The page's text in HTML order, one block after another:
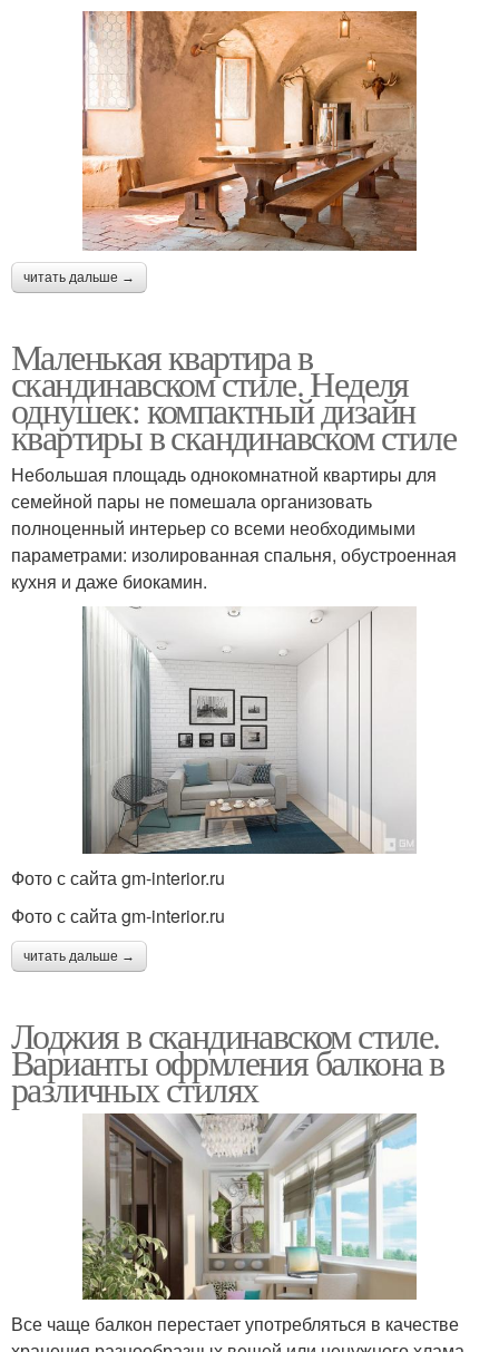
читать дальше →
Маленькая квартира в
скандинавском стиле. Неделя
однушек: компактный дизайн
квартиры в скандинавском стиле
Небольшая площадь однокомнатной квартиры для
семейной пары не помешала организовать
полноценный интерьер со всеми необходимыми
параметрами: изолированная спальня, обустроенная
кухня и даже биокамин.
Фото с сайта gm-interior.ru
Фото с сайта gm-interior.ru
читать дальше →
Лоджия в скандинавском стиле.
Варианты офрмления балкона в
различных стилях
Все чаще балкон перестает употребляться в качестве